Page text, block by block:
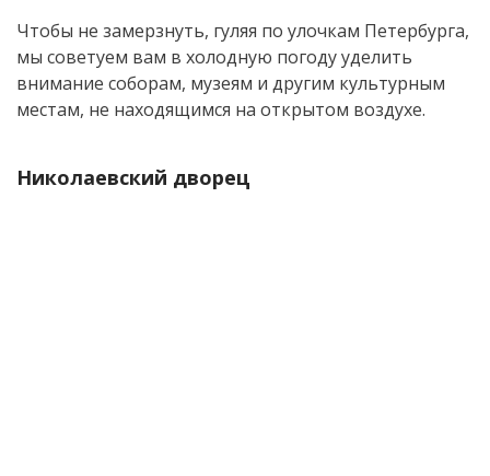
Чтобы не замерзнуть, гуляя по улочкам Петербурга,
мы советуем вам в холодную погоду уделить
внимание соборам, музеям и другим культурным
местам, не находящимся на открытом воздухе.
Николаевский дворец